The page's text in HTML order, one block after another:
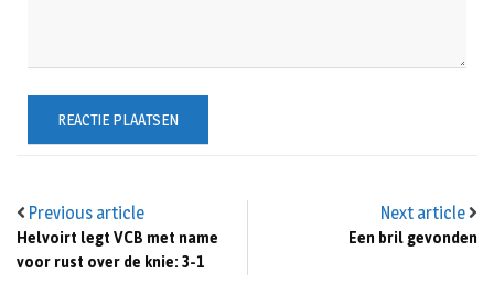
Previous article
Helvoirt legt VCB met name
voor rust over de knie: 3-1
Next article
Een bril gevonden